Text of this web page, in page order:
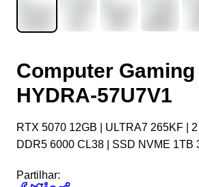
Computer Gaming
HYDRA-57U7V1
RTX 5070 12GB | ULTRA7 265KF |
DDR5 6000 CL38 | SSD NVME 1TB
Partilhar: